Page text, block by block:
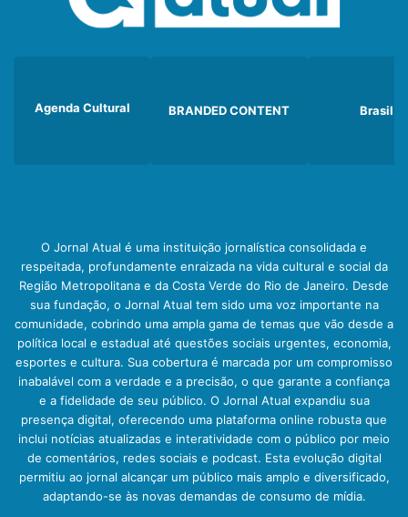
Agenda Cultural BRANDED CONTENT Brasil
O Jornal Atual é uma instituição jornalística consolidada e
respeitada, profundamente enraizada na vida cultural e social da
Região Metropolitana e da Costa Verde do Rio de Janeiro. Desde
sua fundação, o Jornal Atual tem sido uma voz importante na
comunidade, cobrindo uma ampla gama de temas que vão desde a
política local e estadual até questões sociais urgentes, economia,
esportes e cultura. Sua cobertura é marcada por um compromisso
inabalável com a verdade e a precisão, o que garante a confiança
e a fidelidade de seu público. O Jornal Atual expandiu sua
presença digital, oferecendo uma plataforma online robusta que
inclui notícias atualizadas e interatividade com o público por meio
de comentários, redes sociais e podcast. Esta evolução digital
permitiu ao jornal alcançar um público mais amplo e diversificado,
adaptando-se às novas demandas de consumo de mídia.